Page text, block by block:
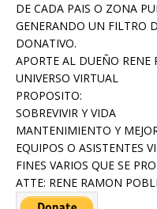
DE CADA PAIS O ZONA
GENERANDO UN FILTRO
DONATIVO.
APORTE AL DUEÑO
UNIVERSO VIRTUAL
PROPOSITO:
SOBREVIVIR Y VIDA
MANTENIMIENTO Y
EQUIPOS O ASISTENTES
FINES VARIOS QUE SE
ATTE: RENE RAMON